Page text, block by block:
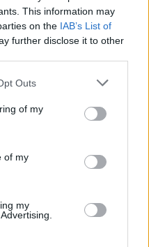
This information may
on the IAB’s List of
further disclose it to other
uses one or more Google
You may click to
its third-party tags to
purposes in below Google
Outs
of my
of my
my
Jelszó
Bejelentkezés
térképes
REGISZTRÁCIÓ